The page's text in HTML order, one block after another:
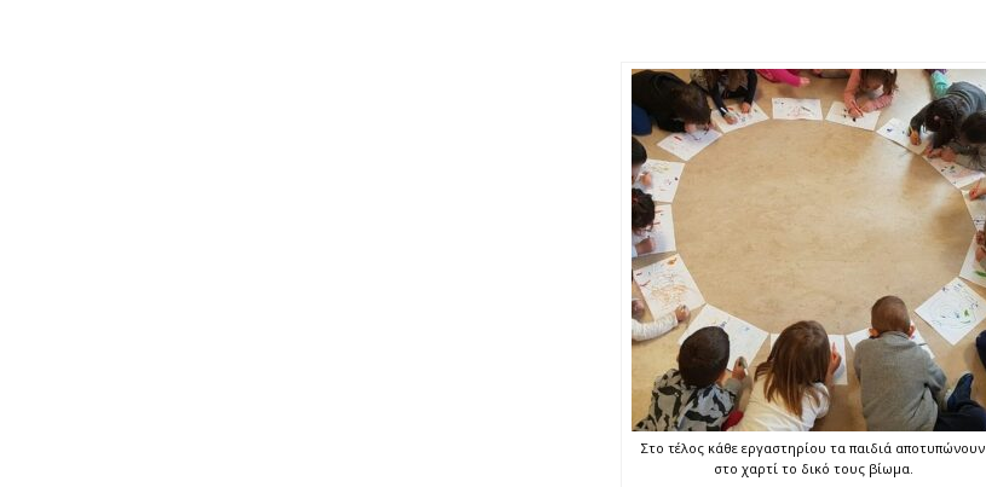
Στο τέλος κάθε εργαστηρίου τα παιδιά αποτυπώνουν
στο χαρτί το δικό τους βίωμα.